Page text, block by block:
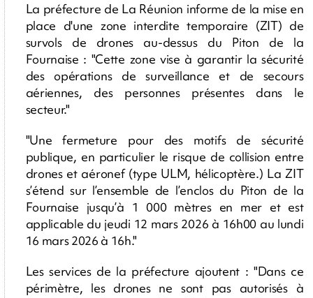
La préfecture de La Réunion informe de la mise en
place d'une zone interdite temporaire (ZIT) de
survols de drones au-dessus du Piton de la
Fournaise : "Cette zone vise à garantir la sécurité
des opérations de surveillance et de secours
aériennes, des personnes présentes dans le
secteur."
"Une fermeture pour des motifs de sécurité
publique, en particulier le risque de collision entre
drones et aéronef (type ULM, hélicoptère.) La ZIT
s’étend sur l’ensemble de l’enclos du Piton de la
Fournaise jusqu’à 1 000 mètres en mer et est
applicable du jeudi 12 mars 2026 à 16h00 au lundi
16 mars 2026 à 16h."
Les services de la préfecture ajoutent : "Dans ce
périmètre, les drones ne sont pas autorisés à